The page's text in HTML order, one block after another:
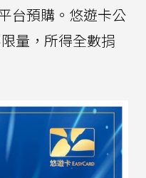
台預購。悠遊卡公
量，所得全數捐